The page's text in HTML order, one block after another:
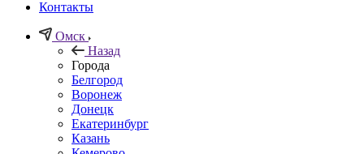
Контакты
Омск
Назад
Города
Белгород
Воронеж
Донецк
Екатеринбург
Казань